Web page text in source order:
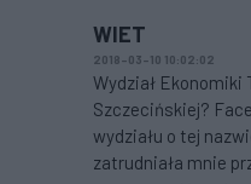
WIET
2018-03-10 10:02:02
Wydział
Szczecińskiej?
wydziału o tej
zatrudniała mnie